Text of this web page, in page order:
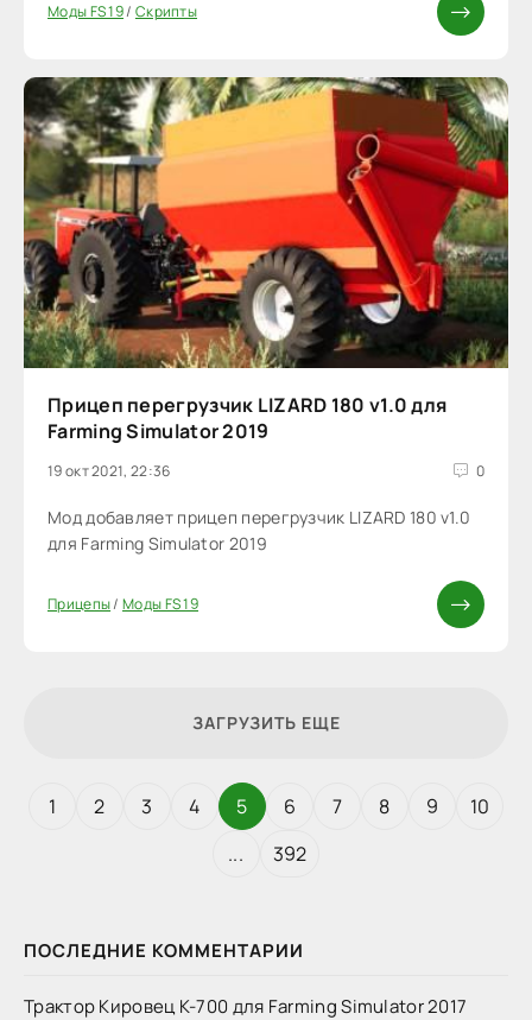
ПОСЛЕДНИЕ КОММЕНТАРИИ
Трактор Кировец К-700 для Farming Simulator 2017
Моды FS 19/ Скрипты
Прицеп перегрузчик LIZARD 180 v1.0 для
Farming Simulator 2019
19 окт 2021, 22:36 0
Мод добавляет прицеп перегрузчик LIZARD 180 v1.0
для Farming Simulator 2019
Прицепы/Моды FS 19
ЗАГРУЗИТЬ ЕЩЕ
1 2 3 4 5 6 7 8 9
10
...
392